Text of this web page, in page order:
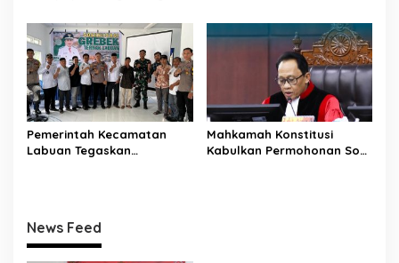
Kembali Beraksi
Pemerintah Kecamatan
Labuan Tegaskan
Mahkamah Konstitusi
Kabulkan Permohonan Soal
News Feed